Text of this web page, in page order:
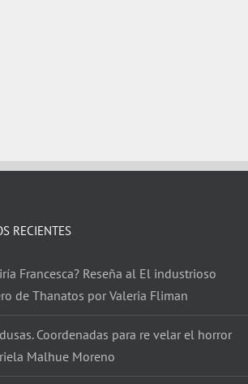
RECIENTES
Francesca? Reseña al El industrioso
de Thanatos por Valeria Fliman
Coordenadas para re velar el horror
Malhue Moreno